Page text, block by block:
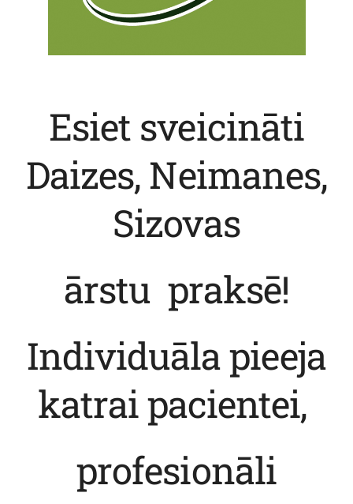
Esiet sveicināti
Daizes, Neimanes,
Sizovas
ārstu praksē!
Individuāla pieeja
katrai pacientei,
profesionāli